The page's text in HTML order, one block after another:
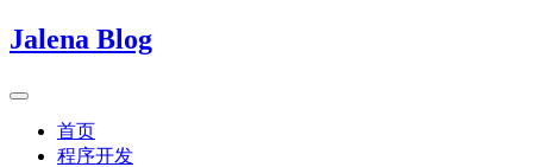
Jalena Blog
首页
程序开发